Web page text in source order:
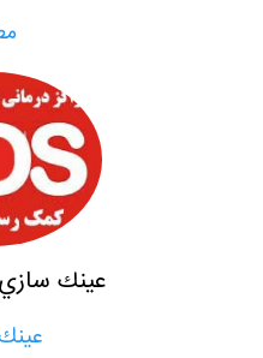
عينك